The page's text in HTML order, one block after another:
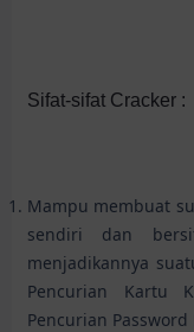
Sifat-sifat Cracker :
Mampu membuat
sendiri dan
menjadikannya
Pencurian Kartu
Pencurian